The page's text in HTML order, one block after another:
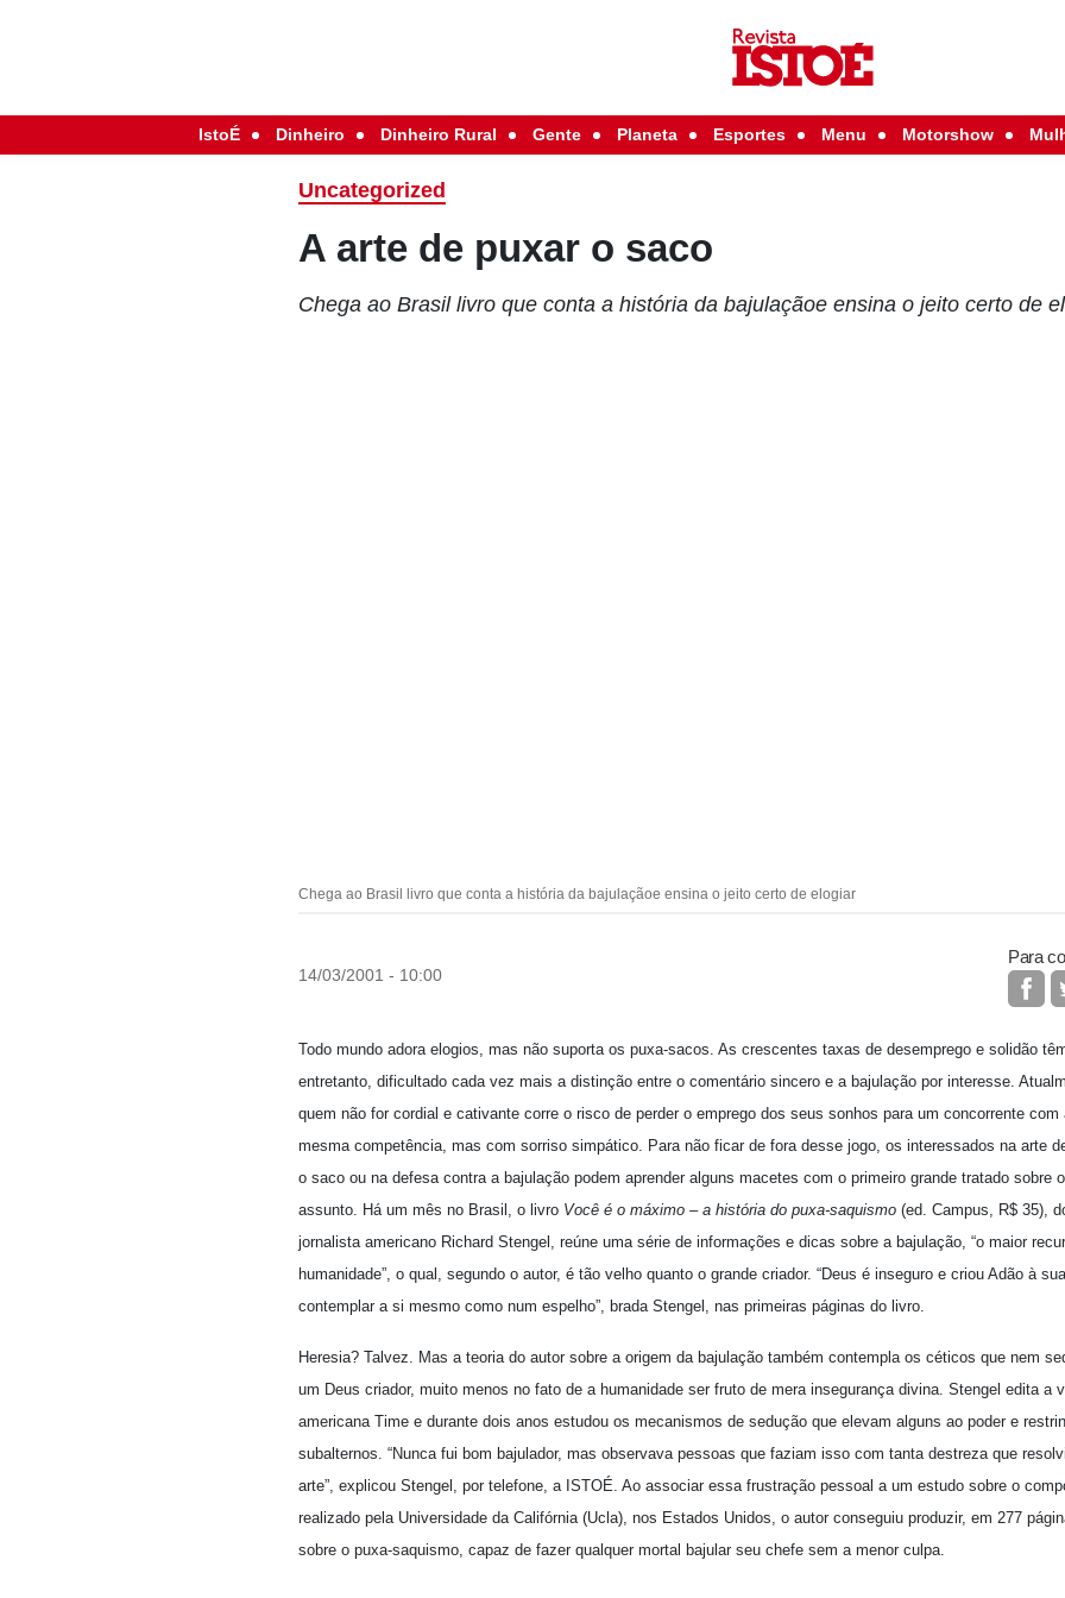
IstoÉ Dinheiro Dinheiro Rural Gente Planeta Esportes Menu Motorshow
Uncategorized
A arte de puxar o saco
Chega ao Brasil livro que conta a história da bajulaçãoe ensina o jeito certo de
Chega ao Brasil livro que conta a história da bajulaçãoe ensina o jeito certo de elogiar
14/03/2001 - 10:00
Para
Todo mundo adora elogios, mas não suporta os puxa-sacos. As crescentes taxas de desemprego e solidão
entretanto, dificultado cada vez mais a distinção entre o comentário sincero e a bajulação por interesse.
quem não for cordial e cativante corre o risco de perder o emprego dos seus sonhos para um concorrente com
mesma competência, mas com sorriso simpático. Para não ficar de fora desse jogo, os interessados na arte
o saco ou na defesa contra a bajulação podem aprender alguns macetes com o primeiro grande tratado sobre o
assunto. Há um mês no Brasil, o livro Você é o máximo – a história do puxa-saquismo (ed. Campus, R$ 35),
jornalista americano Richard Stengel, reúne uma série de informações e dicas sobre a bajulação, “o maior
humanidade”, o qual, segundo o autor, é tão velho quanto o grande criador. “Deus é inseguro e criou Adão à
contemplar a si mesmo como num espelho”, brada Stengel, nas primeiras páginas do livro.
Heresia? Talvez. Mas a teoria do autor sobre a origem da bajulação também contempla os céticos que nem
um Deus criador, muito menos no fato de a humanidade ser fruto de mera insegurança divina. Stengel edita a
americana Time e durante dois anos estudou os mecanismos de sedução que elevam alguns ao poder e
subalternos. “Nunca fui bom bajulador, mas observava pessoas que faziam isso com tanta destreza que
arte”, explicou Stengel, por telefone, a ISTOÉ. Ao associar essa frustração pessoal a um estudo sobre o
realizado pela Universidade da Califórnia (Ucla), nos Estados Unidos, o autor conseguiu produzir, em 277
sobre o puxa-saquismo, capaz de fazer qualquer mortal bajular seu chefe sem a menor culpa.